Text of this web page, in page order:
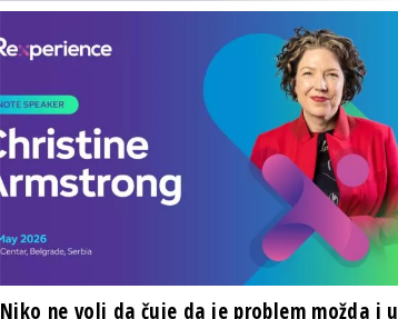
Niko ne voli da čuje da je problem možda i u